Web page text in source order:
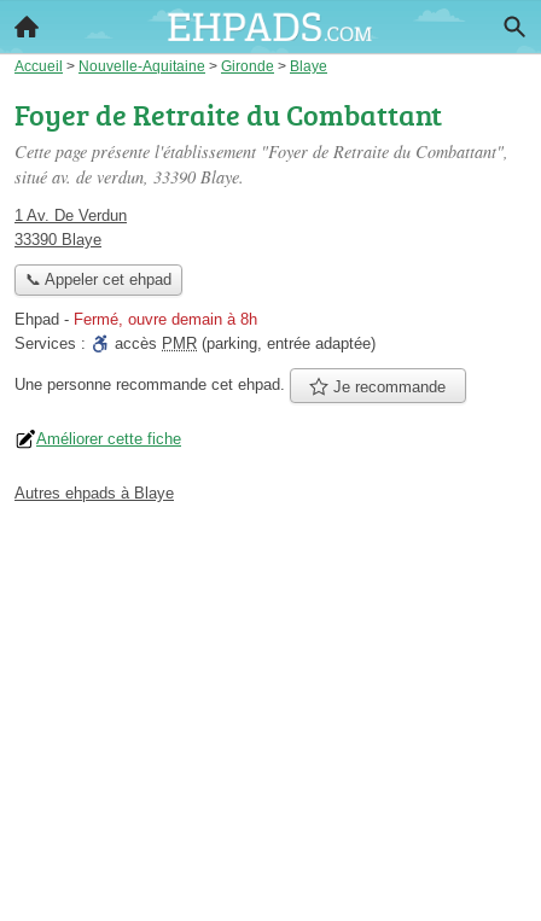
Accueil > Nouvelle-Aquitaine > Gironde > Blaye
Foyer de Retraite du Combattant
Cette page présente l'établissement "Foyer de Retraite du Combattant",
situé av. de verdun, 33390 Blaye.
1 Av. De Verdun
33390 Blaye
📞 Appeler cet ehpad
Ehpad - Fermé, ouvre demain à 8h
Services :
accès PMR (parking, entrée adaptée)
Une personne recommande cet ehpad. Je recommande
Améliorer cette fiche
Autres ehpads à Blaye